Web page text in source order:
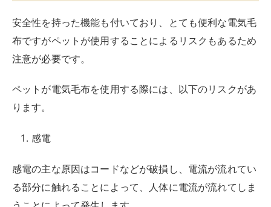
安全性を持った機能も付いており、とても便利な電気毛
布ですがペットが使用することによるリスクもあるため
注意が必要です。
ペットが電気毛布を使用する際には、以下のリスクがあ
ります。
感電
感電の主な原因はコードなどが破損し、電流が流れてい
る部分に触れることによって、人体に電流が流れてしま